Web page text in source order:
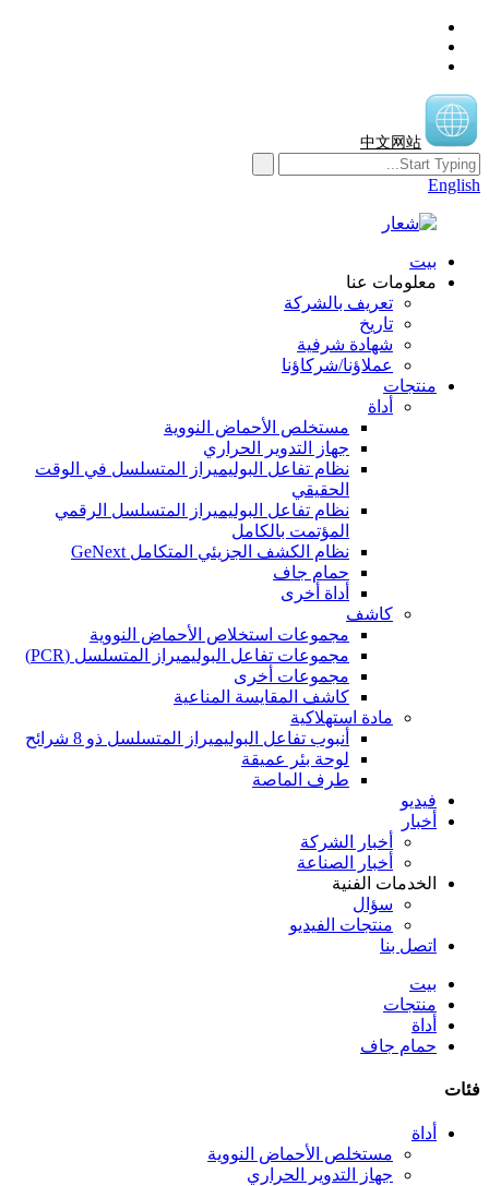
中文网站
English
بيت
معلومات عنا
تعريف بالشركة
تاريخ
شهادة شرفية
عملاؤنا/شركاؤنا
منتجات
أداة
مستخلص الأحماض النووية
جهاز التدوير الحراري
نظام تفاعل البوليميراز المتسلسل في الوقت
الحقيقي
نظام تفاعل البوليميراز المتسلسل الرقمي
المؤتمت بالكامل
نظام الكشف الجزيئي المتكامل GeNext
حمام جاف
أداة أخرى
كاشف
مجموعات استخلاص الأحماض النووية
مجموعات تفاعل البوليميراز المتسلسل (PCR)
مجموعات أخرى
كاشف المقايسة المناعية
مادة استهلاكية
أنبوب تفاعل البوليميراز المتسلسل ذو 8 شرائح
لوحة بئر عميقة
طرف الماصة
فيديو
أخبار
أخبار الشركة
أخبار الصناعة
الخدمات الفنية
سؤال
منتجات الفيديو
اتصل بنا
بيت
منتجات
أداة
حمام جاف
فئات
أداة
مستخلص الأحماض النووية
جهاز التدوير الحراري